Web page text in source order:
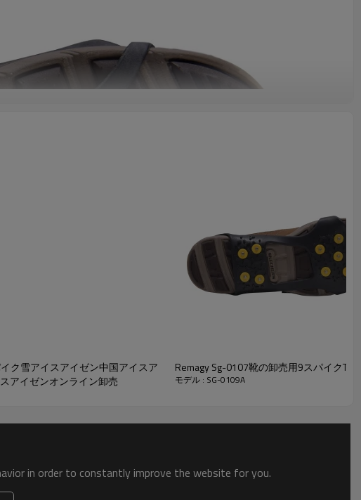
ク雪アイスアイゼン中国アイスア
アイゼンオンライン卸売
Remagy Sg-0107靴の卸売用9スパイク
モデル : SG-0109A
in order to constantly improve the website for you.